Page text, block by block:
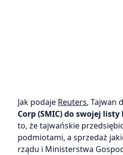
Jak podaje Reuters, Tajwan
Corp (SMIC)do swojej
to, że tajwańskie
podmiotami, a sprzedaż
rządu i Ministerstwa